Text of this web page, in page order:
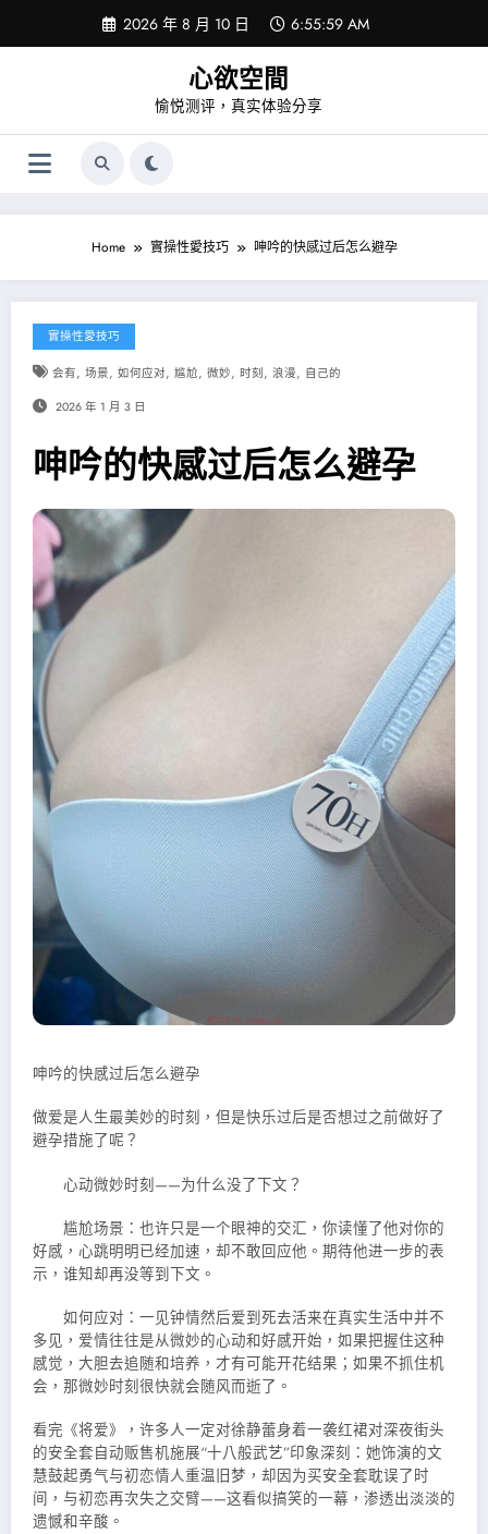
content
2026 年 8 月 10 日 6:55:59 AM
心欲空間
愉悦测评，真实体验分享
Home 實操性愛技巧 呻吟的快感过后怎么避孕
實操性愛技巧
会有, 场景, 如何应对, 尴尬, 微妙, 时刻 , 浪漫, 自己的
2026 年 1 月 3 日
呻吟的快感过后怎么避孕
呻吟的快感过后怎么避孕
做爱是人生最美妙的时刻，但是快乐过后是否想过之前做好了
避孕措施了呢？
心动微妙时刻——为什么没了下文？
尴尬场景：也许只是一个眼神的交汇，你读懂了他对你的
好感，心跳明明已经加速，却不敢回应他。期待他进一步的表
示，谁知却再没等到下文。
如何应对：一见钟情然后爱到死去活来在真实生活中并不
多见，爱情往往是从微妙的心动和好感开始，如果把握住这种
感觉，大胆去追随和培养，才有可能开花结果；如果不抓住机
会，那微妙时刻很快就会随风而逝了。
看完《将爱》，许多人一定对徐静蕾身着一袭红裙对深夜街头
的安全套自动贩售机施展“十八般武艺”印象深刻：她饰演的文
慧鼓起勇气与初恋情人重温旧梦，却因为买安全套耽误了时
间，与初恋再次失之交臂——这看似搞笑的一幕，渗透出淡淡的
遗憾和辛酸。